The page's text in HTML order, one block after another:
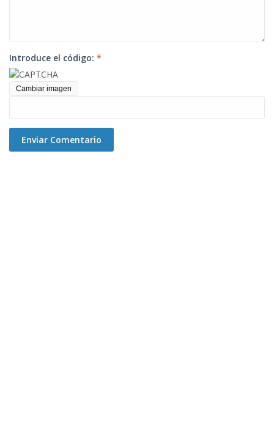
Introduce el código: *
Cambiar imagen
Enviar Comentario